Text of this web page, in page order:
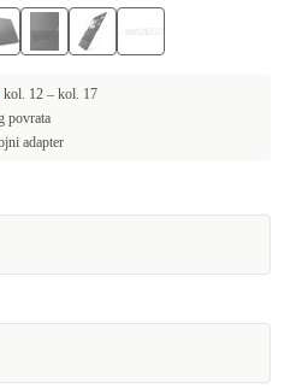
kol. 12 – kol. 17
povrata
adapter